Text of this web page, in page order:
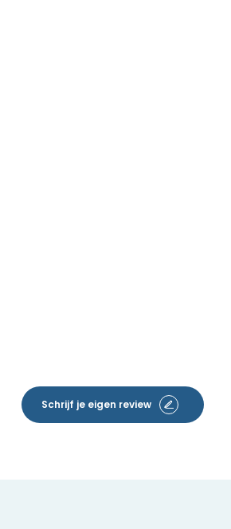
Schrijf je eigen review